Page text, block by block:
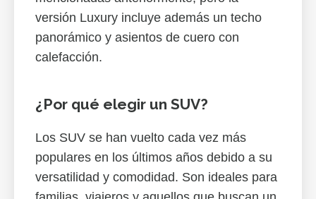
versión Luxury incluye además un techo
panorámico y asientos de cuero con
calefacción.
¿Por qué elegir un SUV?
Los SUV se han vuelto cada vez más
populares en los últimos años debido a su
versatilidad y comodidad. Son ideales para